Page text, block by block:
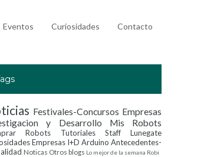
Eventos Curiosidades Contacto
Festivales-Concursos Empresas
y Desarrollo
Mis Robots
Robots Tutoriales
Staff Lunegate
Empresas I+D Arduino Antecedentes-
Noticas Otros blogs Lo mejor de la semana Robi